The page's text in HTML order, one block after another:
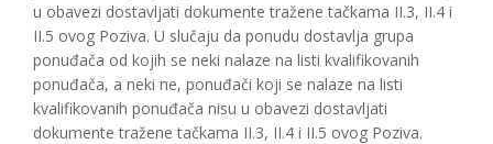
u obavezi dostavljati dokumente tražene tačkama II.3, II.4 i
II.5 ovog Poziva. U slučaju da ponudu dostavlja grupa
ponuđača od kojih se neki nalaze na listi kvalifikovanih
ponuđača, a neki ne, ponuđači koji se nalaze na listi
kvalifikovanih ponuđača nisu u obavezi dostavljati
dokumente tražene tačkama II.3, II.4 i II.5 ovog Poziva.